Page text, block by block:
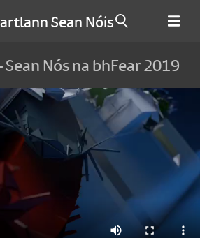
Sean Nóis
Nós na bhFear 2019